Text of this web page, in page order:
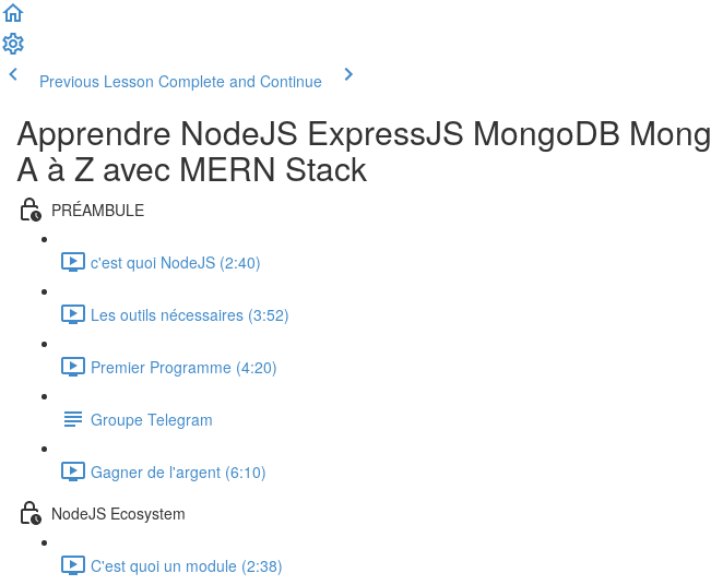
Previous Lesson Complete and Continue
Apprendre NodeJS ExpressJS MongoDB
A à Z avec MERN Stack
PRÉAMBULE
c'est quoi NodeJS (2:40)
Les outils nécessaires (3:52)
Premier Programme (4:20)
Groupe Telegram
Gagner de l'argent (6:10)
NodeJS Ecosystem
C'est quoi un module (2:38)